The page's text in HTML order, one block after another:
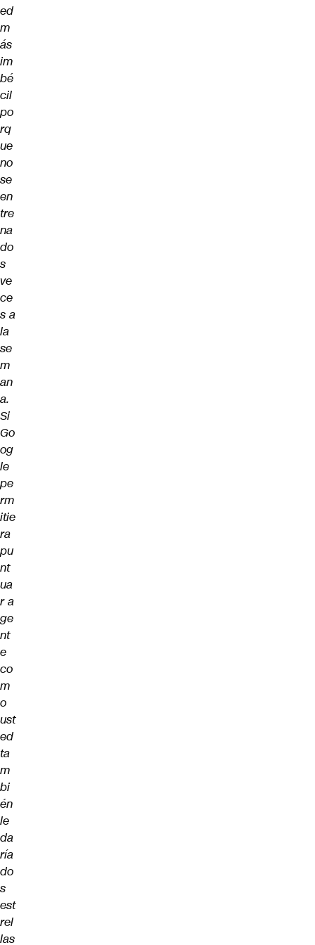
ed
m
ás
im
bé
cil
po
rq
ue
no
se
en
tre
na
do
s
ve
ce
s a
la
se
m
an
a.
Si
Go
og
le
pe
rm
itie
ra
pu
nt
ua
r a
ge
nt
e
co
m
o
ust
ed
ta
m
bi
én
le
da
ría
do
s
est
rel
las